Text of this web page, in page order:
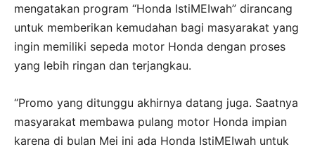
mengatakan program “Honda IstiMEIwah” dirancang
untuk memberikan kemudahan bagi masyarakat yang
ingin memiliki sepeda motor Honda dengan proses
yang lebih ringan dan terjangkau.
“Promo yang ditunggu akhirnya datang juga. Saatnya
masyarakat membawa pulang motor Honda impian
karena di bulan Mei ini ada Honda IstiMEIwah untuk